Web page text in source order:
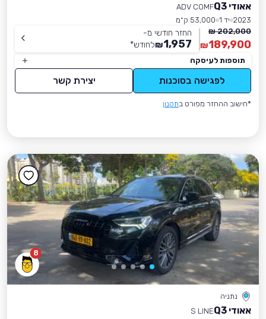
אאודי Q3
ADV COMF
2023 יד 1
53,000 ק״מ
202,000 ₪
189,900
₪
החזר חודשי מ-
1,957
₪לחודש*
תוספות לעיסקה
לפגישה בסוכנות יצירת קשר
*חישוב ההחזר מפורט בתקנון
8
נתניה
אאודי Q3
S LINE